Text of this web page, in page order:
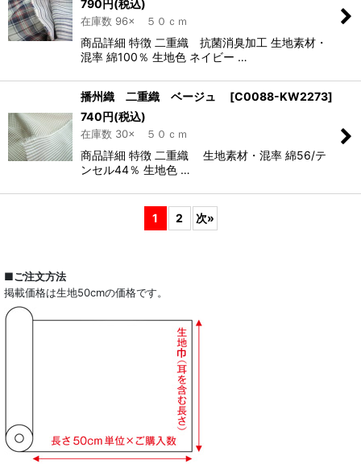
790円(税込)
在庫数 96× ５０ｃｍ
商品詳細 特徴 二重織 抗菌消臭加工 生地素材・
混率 綿100％ 生地色 ネイビー …
播州織 二重織 ベージュ [C0088-KW2273]
740円(税込)
在庫数 30× ５０ｃｍ
商品詳細 特徴 二重織 生地素材・混率 綿56/テ
ンセル44％ 生地色 …
1 2 次»
■ご注文方法
掲載価格は生地50cmの価格です。